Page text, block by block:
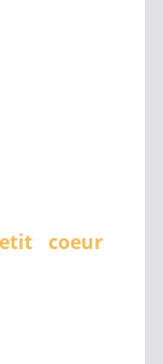
coeur